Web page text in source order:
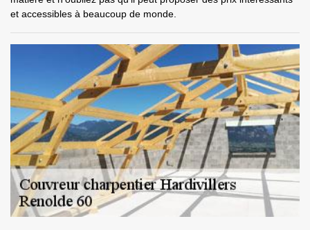
et accessibles à beaucoup de monde.